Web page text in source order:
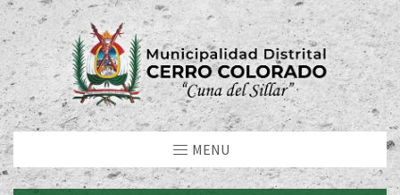
MENU